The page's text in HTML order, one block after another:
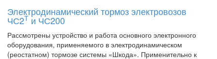
Электродинамический тормоз электровозов
ЧС2Т и ЧС200
Рассмотрены устройство и работа основного электронного
оборудования, применяемого в электродинамическом
(реостатном) тормозе системы «Шкода». Применительно к